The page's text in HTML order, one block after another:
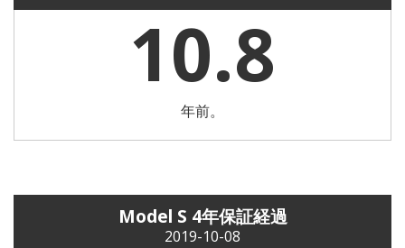
10.8
年前。
Model S 4年保証経過
2019-10-08